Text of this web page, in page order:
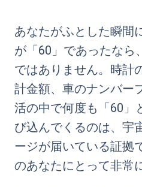
あなたがふとした瞬間
が「60」であったなら
ではありません。時計
計金額、車のナンバー
活の中で何度も「60」
び込んでくるのは、宇
ージが届いている証拠
のあなたにとって非常